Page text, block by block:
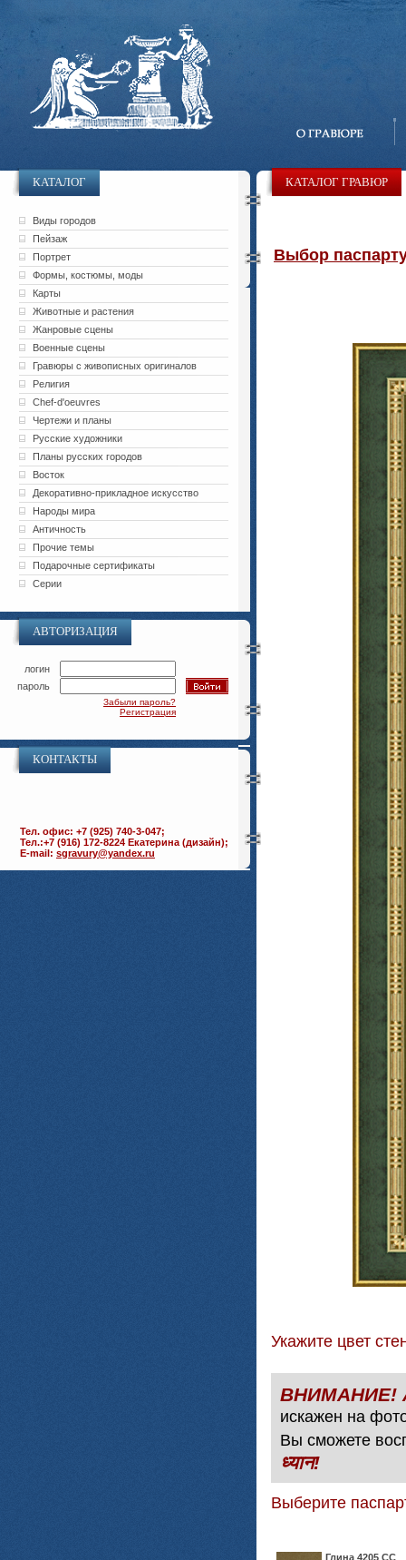
КАТАЛОГ
Виды городов
Пейзаж
Портрет
Формы, костюмы, моды
Карты
Животные и растения
Жанровые сцены
Военные сцены
Гравюры с живописных оригиналов
Религия
Chef-d'oeuvres
Чертежи и планы
Русские художники
Планы русских городов
Восток
Декоративно-прикладное искусство
Народы мира
Античность
Прочие темы
Подарочные сертификаты
Серии
АВТОРИЗАЦИЯ
логин
пароль
Забыли пароль?
Регистрация
КОНТАКТЫ
Тел. офис: +7 (925) 740-3-047;
Тел.:+7 (916) 172-8224 Екатерина (дизайн);
E-mail: sgravury@yandex.ru
КАТАЛОГ ГРАВЮР
Выбор
Укажите цвет
искажен на
Вы сможете
ध्यान!
Выберите
Глина 4205 СС